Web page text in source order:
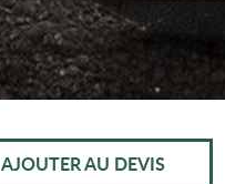
AJOUTER AU DEVIS